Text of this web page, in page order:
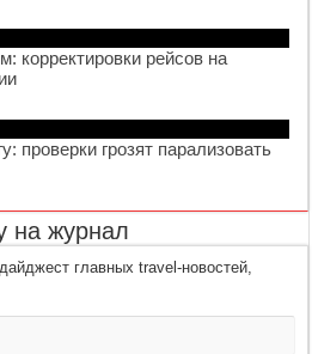
корректировки рейсов на
проверки грозят парализовать
на журнал
главных travel-новостей,